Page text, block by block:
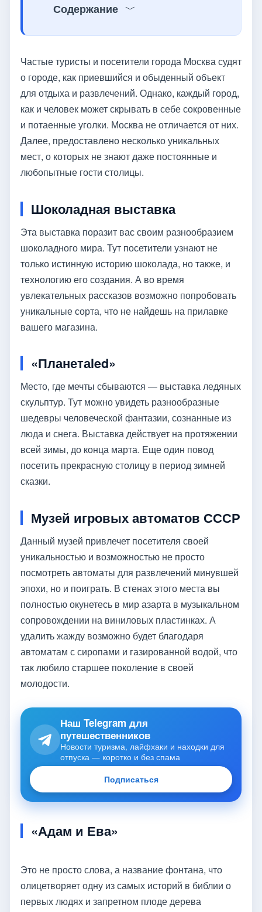
Содержание
Частые туристы и посетители города Москва судят
о городе, как приевшийся и обыденный объект
для отдыха и развлечений. Однако, каждый город,
как и человек может скрывать в себе сокровенные
и потаенные уголки. Москва не отличается от них.
Далее, предоставлено несколько уникальных
мест, о которых не знают даже постоянные и
любопытные гости столицы.
Шоколадная выставка
Эта выставка поразит вас своим разнообразием
шоколадного мира. Тут посетители узнают не
только истинную историю шоколада, но также, и
технологию его создания. А во время
увлекательных рассказов возможно попробовать
уникальные сорта, что не найдешь на прилавке
вашего магазина.
«Планетаled»
Место, где мечты сбываются — выставка ледяных
скульптур. Тут можно увидеть разнообразные
шедевры человеческой фантазии, сознанные из
люда и снега. Выставка действует на протяжении
всей зимы, до конца марта. Еще один повод
посетить прекрасную столицу в период зимней
сказки.
Музей игровых автоматов СССР
Данный музей привлечет посетителя своей
уникальностью и возможностью не просто
посмотреть автоматы для развлечений минувшей
эпохи, но и поиграть. В стенах этого места вы
полностью окунетесь в мир азарта в музыкальном
сопровождении на виниловых пластинках. А
удалить жажду возможно будет благодаря
автоматам с сиропами и газированной водой, что
так любило старшее поколение в своей
молодости.
Наш Telegram для
путешественников
Новости туризма, лайфхаки и находки для
отпуска — коротко и без спама
Подписаться
«Адам и Ева»
Это не просто слова, а название фонтана, что
олицетворяет одну из самых историй в библии о
первых людях и запретном плоде дерева